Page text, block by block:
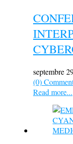
septembre
(0)
Read more...